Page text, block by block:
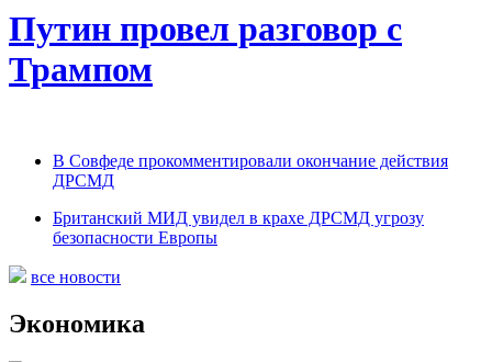
Путин провел разговор с
Трампом
В Совфеде прокомментировали окончание действия
ДРСМД
Британский МИД увидел в крахе ДРСМД угрозу
безопасности Европы
все новости
Экономика